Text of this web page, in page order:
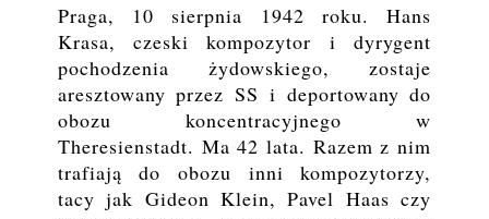
Praga, 10 sierpnia 1942 roku. Hans
Krasa, czeski kompozytor i dyrygent
pochodzenia żydowskiego, zostaje
aresztowany przez SS i deportowany do
obozu koncentracyjnego w
Theresienstadt. Ma 42 lata. Razem z nim
trafiają do obozu inni kompozytorzy,
tacy jak Gideon Klein, Pavel Haas czy